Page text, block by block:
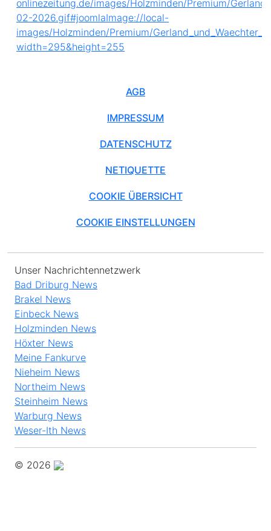
AGB
IMPRESSUM
DATENSCHUTZ
NETIQUETTE
COOKIE ÜBERSICHT
COOKIE EINSTELLUNGEN
Unser Nachrichtennetzwerk
Bad Driburg News
Brakel News
Einbeck News
Holzminden News
Höxter News
Meine Fankurve
Nieheim News
Northeim News
Steinheim News
Warburg News
Weser-Ith News
© 2026